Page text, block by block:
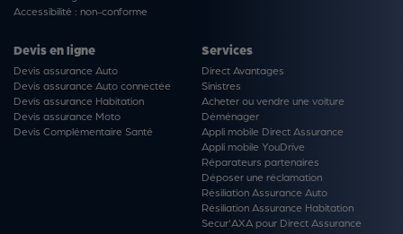
Accessibilité : non-conforme
Devis en ligne
Devis assurance Auto
Devis assurance Auto connectée
Devis assurance Habitation
Devis assurance Moto
Devis Complémentaire Santé
Services
Direct Avantages
Sinistres
Acheter ou vendre une voiture
Déménager
Appli mobile Direct Assurance
Appli mobile YouDrive
Réparateurs partenaires
Déposer une réclamation
Résiliation Assurance Auto
Résiliation Assurance Habitation
Secur'AXA pour Direct Assurance